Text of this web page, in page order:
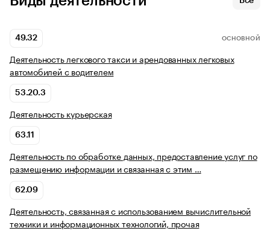
49.32 ОСНОВНОЙ
Деятельность легкового такси и арендованных легковых
автомобилей с водителем
53.20.3
Деятельность курьерская
63.11
Деятельность по обработке данных, предоставление услуг по
размещению информации и связанная с этим …
62.09
Деятельность, связанная с использованием вычислительной
техники и информационных технологий, прочая